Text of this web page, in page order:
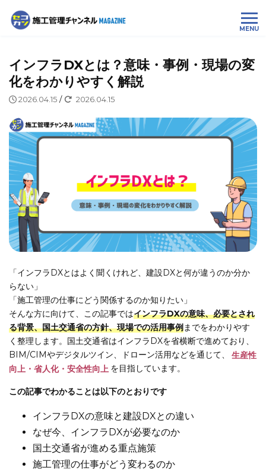
MENU
インフラDXとは？意味・事例・現場の変
化をわかりやすく解説
2026.04.15 / 2026.04.15
「インフラDXとはよく聞くけれど、建設DXと何が違うのか分か
らない」
「施工管理の仕事にどう関係するのか知りたい」
そんな方に向けて、この記事ではインフラDXの意味、必要とされ
る背景、国土交通省の方針、現場での活用事例までをわかりやす
く整理します。国土交通省はインフラDXを省横断で進めており、
BIM/CIMやデジタルツイン、ドローン活用などを通じて、
生産性
向上・省人化・安全性向上 を目指しています。
この記事でわかることは以下のとおりです
インフラDXの意味と建設DXとの違い
なぜ今、インフラDXが必要なのか
国土交通省が進める重点施策
施工管理の仕事がどう変わるのか